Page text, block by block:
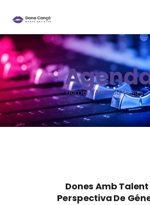
Home>Agenda(Page
Dones Amb Talent
Perspectiva De